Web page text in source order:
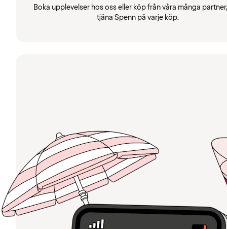
Boka upplevelser hos oss eller köp från våra många
tjäna Spenn på varje köp.